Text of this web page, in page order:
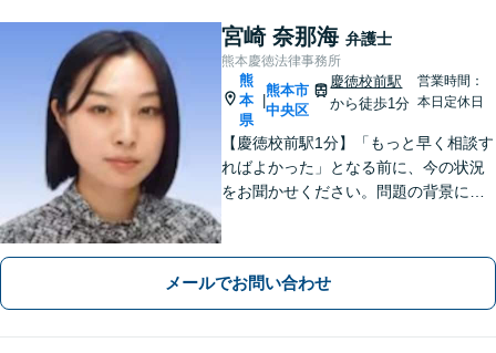
宮崎 奈那海 弁護士
熊本慶徳法律事務所
熊
本
県
熊本市
中央区
慶徳校前駅
から徒歩1分
営業時間：
本日定休日
【慶徳校前駅1分】「もっと早く相談す
ればよかった」となる前に、今の状況
をお聞かせください。問題の背景にも
間面談可】
メールでお問い合わせ